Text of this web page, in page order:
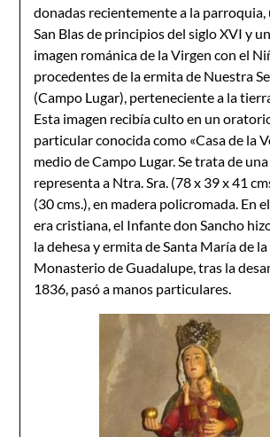
donadas recientemente a la parroquia,
San Blas de principios del siglo XVI y
imagen románica de la Virgen con el
procedentes de la ermita de Nuestra
(Campo Lugar), perteneciente a la
Esta imagen recibía culto en un
particular conocida como «Casa de la
medio de Campo Lugar. Se trata de
representa a Ntra. Sra. (78 x 39 x 41
(30 cms.), en madera policromada. En
era cristiana, el Infante don Sancho
la dehesa y ermita de Santa María de la
Monasterio de Guadalupe, tras la
1836, pasó a manos particulares.